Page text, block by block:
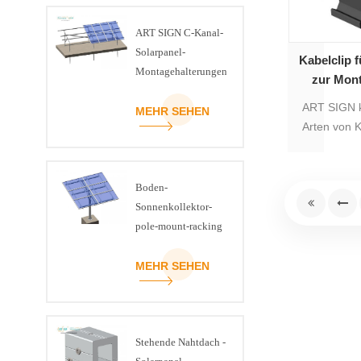
Kabelclip
zur
ART SIGN
Arten von
direkten
ART SIGN C-Kanal-
Solarpanel-
Montagehalterungen
Boden
MEHR SEHEN
Boden-
Sonnenkollektor-
pole-mount-racking
MEHR SEHEN
Stehende Nahtdach -